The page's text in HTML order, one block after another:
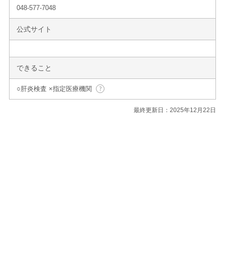
048-577-7048
公式サイト
できること
○肝炎検査 ×指定医療機関
最終更新日：2025年12月22日